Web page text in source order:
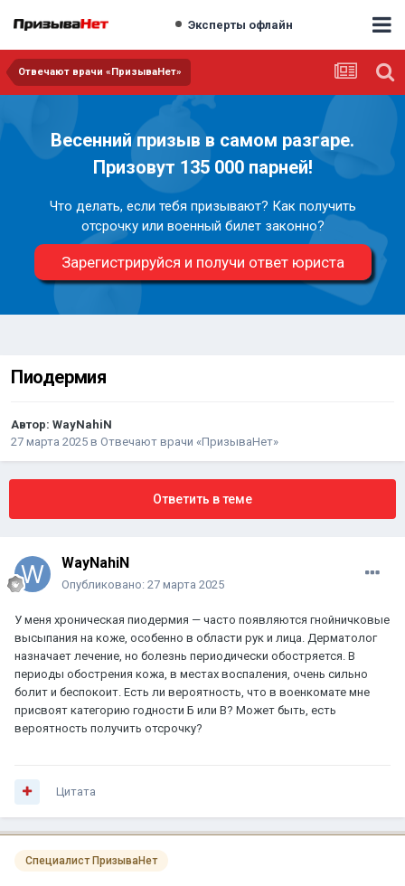
Эксперты офлайн
Отвечают врачи «ПризываНет»
Весенний призыв в самом разгаре.
Призовут 135 000 парней!
Что делать, если тебя призывают? Как получить
отсрочку или военный билет законно?
Зарегистрируйся и получи ответ юриста
Пиодермия
Автор: WayNahiN
27 марта 2025 в Отвечают врачи «ПризываНет»
Ответить в теме
WayNahiN
Опубликовано: 27 марта 2025
У меня хроническая пиодермия — часто появляются гнойничковые
высыпания на коже, особенно в области рук и лица. Дерматолог
назначает лечение, но болезнь периодически обостряется. В
периоды обострения кожа, в местах воспаления, очень сильно
болит и беспокоит. Есть ли вероятность, что в военкомате мне
присвоят категорию годности Б или В? Может быть, есть
вероятность получить отсрочку?
Цитата
Специалист ПризываНет